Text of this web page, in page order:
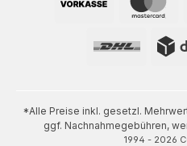
*Alle Preise inkl. gesetzl.
ggf. Nachnahmegebühren,
1994 - 2026